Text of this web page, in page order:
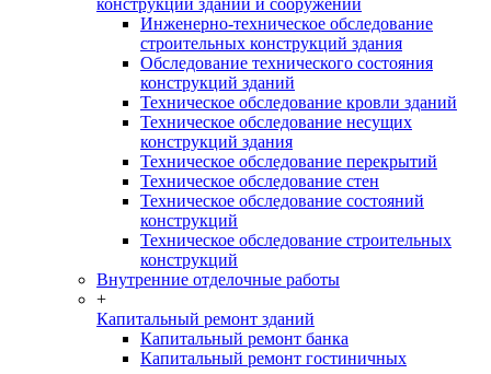
конструкций зданий и сооружений
Инженерно-техническое обследование
строительных конструкций здания
Обследование технического состояния
конструкций зданий
Техническое обследование кровли зданий
Техническое обследование несущих
конструкций здания
Техническое обследование перекрытий
Техническое обследование стен
Техническое обследование состояний
конструкций
Техническое обследование строительных
конструкций
Внутренние отделочные работы
+
Капитальный ремонт зданий
Капитальный ремонт банка
Капитальный ремонт гостиничных